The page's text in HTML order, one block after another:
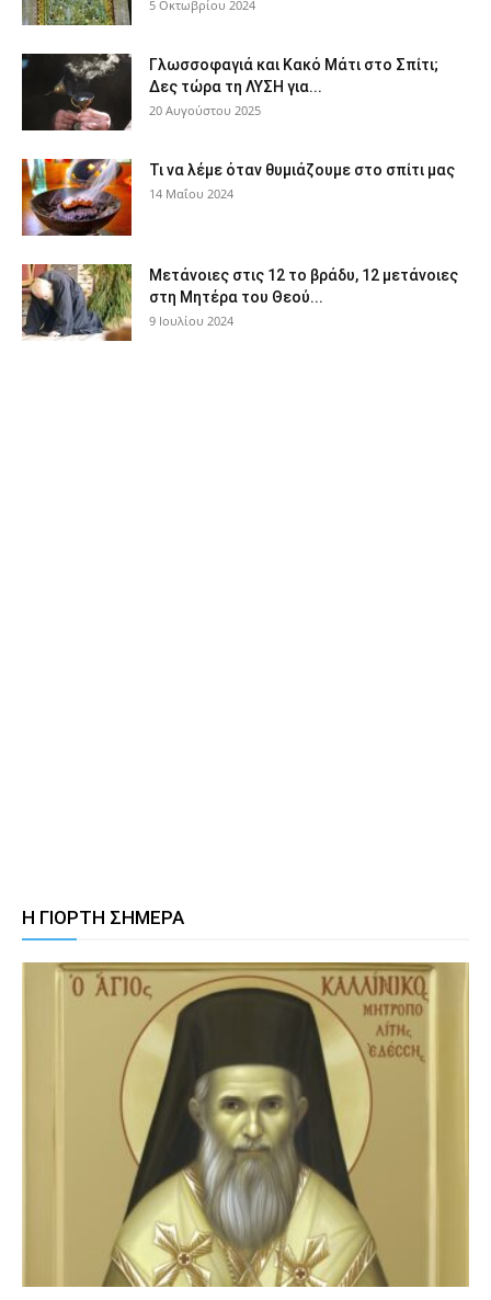
5 Οκτωβρίου 2024
Γλωσσοφαγιά και Κακό Μάτι στο Σπίτι;
Δες τώρα τη ΛΥΣΗ για...
20 Αυγούστου 2025
Τι να λέμε όταν θυμιάζουμε στο σπίτι μας
14 Μαΐου 2024
Μετάνοιες στις 12 το βράδυ, 12 μετάνοιες
στη Μητέρα του Θεού...
9 Ιουλίου 2024
Η ΓΙΟΡΤΗ ΣΗΜΕΡΑ